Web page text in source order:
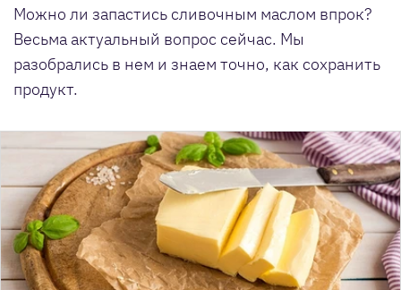
Можно ли запастись сливочным маслом впрок?
Весьма актуальный вопрос сейчас. Мы
разобрались в нем и знаем точно, как сохранить
продукт.